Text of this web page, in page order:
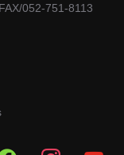
052-751-8113